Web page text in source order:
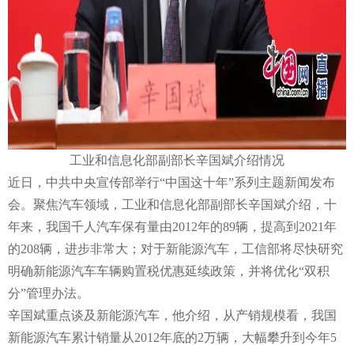
工业和信息化部副部长辛国斌介绍情况
近日，中共中央宣传部举行“中国这十年”系列主题新闻发布
会。聚焦汽车领域，工业和信息化部副部长辛国斌介绍，十
年来，我国千人汽车保有量由2012年的89辆，提高到2021年
的208辆，进步非常大；对于新能源汽车，工信部将尽快研究
明确新能源汽车车辆购置税优惠延续政策，并将优化“双积
分”管理办法。
辛国斌重点谈及新能源汽车，他介绍，从产销规模看，我国
新能源汽车累计销量从2012年底的2万辆，大幅攀升到今年5